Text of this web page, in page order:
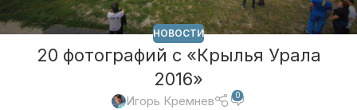
НОВОСТИ
20 фотографий с «Крылья Урала
2016»
Игорь Кремнев 0